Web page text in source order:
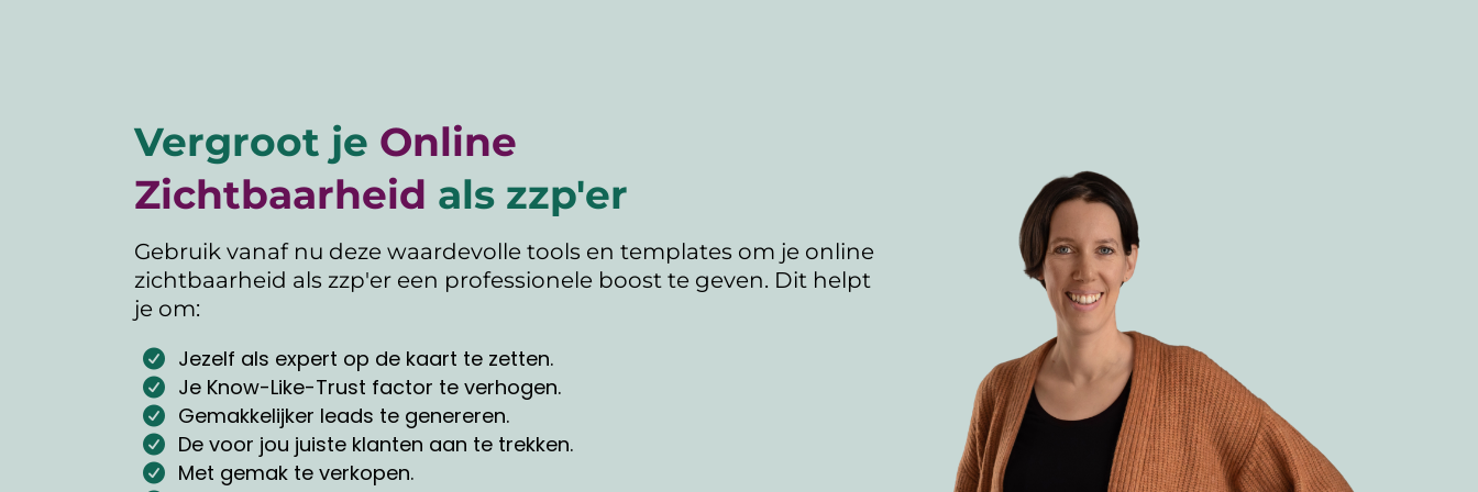
Vergroot je Online
Zichtbaarheid als zzp'er
Gebruik vanaf nu deze waardevolle tools en templates om je online
zichtbaarheid als zzp'er een professionele boost te geven. Dit helpt
je om:
Jezelf als expert op de kaart te zetten.
Je Know-Like-Trust factor te verhogen.
Gemakkelijker leads te genereren.
De voor jou juiste klanten aan te trekken.
Met gemak te verkopen.